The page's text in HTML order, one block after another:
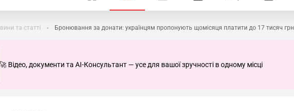
та статті Бронювання за донати: українцям пропонують щомісяця платити до 17 тисяч грн
🚀 Відео, документи та AI-Консультант — усе для вашої зручності в одному місці